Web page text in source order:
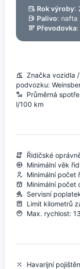
Rok výroby:
Palivo: nafta
Převodovka
Značka vozidla /
podvozku:
Průměrná
l/100 km
Řidičské
Minimální věk
Minimální počet
Minimální počet
Servisní
Limit kilometrů
Max. rychlost:
Havarijní